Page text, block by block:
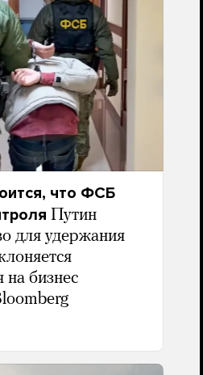
что ФСБ
Путин
для удержания
на бизнес